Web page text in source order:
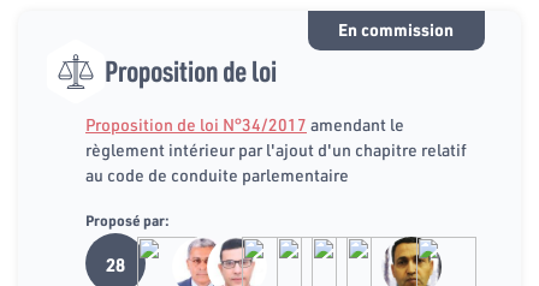
En commission
Proposition de loi
Proposition de loi N°34/2017 amendant le
règlement intérieur par l'ajout d'un chapitre relatif
au code de conduite parlementaire
Proposé par:
28